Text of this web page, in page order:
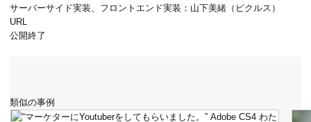
サーバーサイド実装、フロントエンド実装： 山下美緒（ピクルス）
URL
公開終了
類似の事例